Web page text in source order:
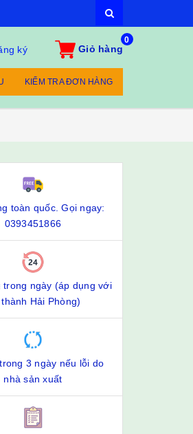
ký
0
Giỏ hàng
KIỂM TRA ĐƠN HÀNG
toàn quốc. Gọi ngay:
0393451866
trong ngày (áp dụng với
Hải Phòng)
3 ngày nếu lỗi do
nhà sản xuất